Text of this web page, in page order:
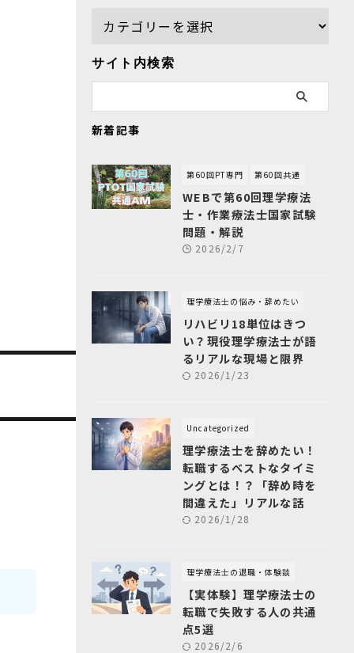
サイト内検索
新着記事
第60回PT専門 第60回共通
WEBで第60回理学療法
士・作業療法士国家試験
問題・解説
2026/2/7
理学療法士の悩み・辞めたい
リハビリ18単位はきつ
い？現役理学療法士が語
るリアルな現場と限界
2026/1/23
Uncategorized
理学療法士を辞めたい！
転職するベストなタイミ
ングとは！？「辞め時を
間違えた」リアルな話
2026/1/28
理学療法士の退職・体験談
【実体験】理学療法士の
転職で失敗する人の共通
点5選
2026/2/6